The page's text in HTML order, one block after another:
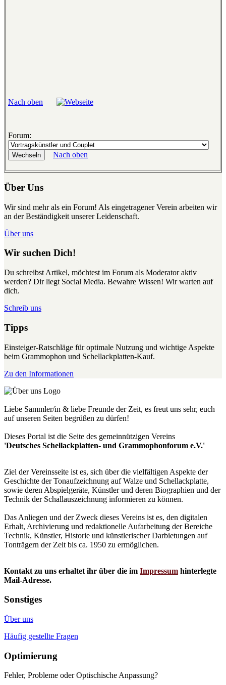
Nach oben
Forum:
Nach oben
Über Uns
Wir sind mehr als ein Forum! Als eingetragener Verein arbeiten wir
an der Beständigkeit unserer Leidenschaft.
Über uns
Wir suchen Dich!
Du schreibst Artikel, möchtest im Forum als Moderator aktiv
werden? Dir liegt Social Media. Bewahre Wissen! Wir warten auf
dich.
Schreib uns
Tipps
Einsteiger-Ratschläge für optimale Nutzung und wichtige Aspekte
beim Grammophon und Schellackplatten-Kauf.
Zu den Informationen
Liebe Sammler/in & liebe Freunde der Zeit, es freut uns sehr, euch
auf unseren Seiten begrüßen zu dürfen!
Dieses Portal ist die Seite des gemeinnützigen Vereins
'Deutsches Schellackplatten- und Grammophonforum e.V.'
Ziel der Vereinsseite ist es, sich über die vielfältigen Aspekte der
Geschichte der Tonaufzeichnung auf Walze und Schellackplatte,
sowie deren Abspielgeräte, Künstler und deren Biographien und der
Technik der Schallauszeichnung informieren zu können.
Das Anliegen und der Zweck dieses Vereins ist es, den digitalen
Erhalt, Archivierung und redaktionelle Aufarbeitung der Bereiche
Technik, Künstler, Historie und künstlerischer Darbietungen auf
Tonträgern der Zeit bis ca. 1950 zu ermöglichen.
Kontakt zu uns erhaltet ihr über die im Impressum hinterlegte
Mail-Adresse.
Sonstiges
Über uns
Häufig gestellte Fragen
Optimierung
Fehler, Probleme oder Optischische Anpassung?